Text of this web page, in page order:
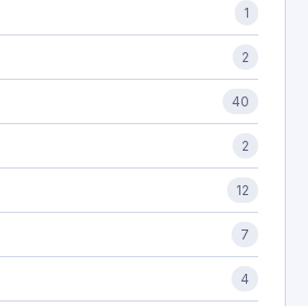
1
2
40
2
12
7
4